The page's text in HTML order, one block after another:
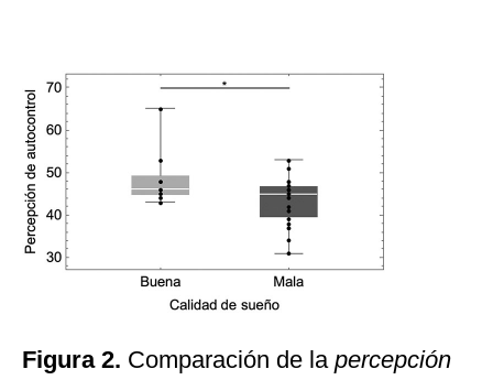
Figura 2. Comparación de la percepción